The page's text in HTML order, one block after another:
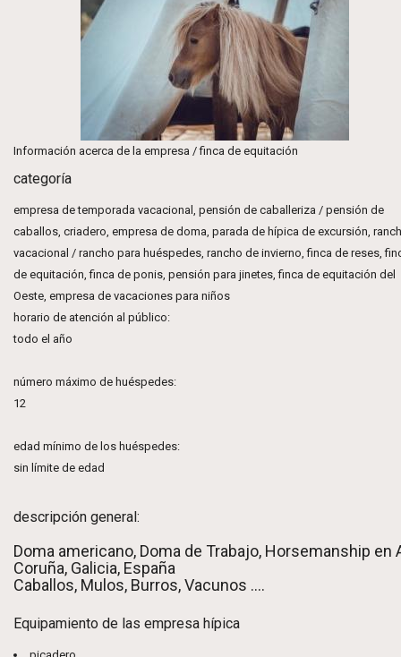
Información acerca de la empresa / finca de equitación
categoría
empresa de temporada vacacional, pensión de caballeriza / pensión de
caballos, criadero, empresa de doma, parada de hípica de excursión,
vacacional / rancho para huéspedes, rancho de invierno, finca de reses,
de equitación, finca de ponis, pensión para jinetes, finca de equitación del
Oeste, empresa de vacaciones para niños
horario de atención al público:
todo el año
número máximo de huéspedes:
12
edad mínimo de los huéspedes:
sin límite de edad
descripción general:
Doma americano, Doma de Trabajo, Horsemanship en
Coruña, Galicia, España
Caballos, Mulos, Burros, Vacunos ....
Equipamiento de las empresa hípica